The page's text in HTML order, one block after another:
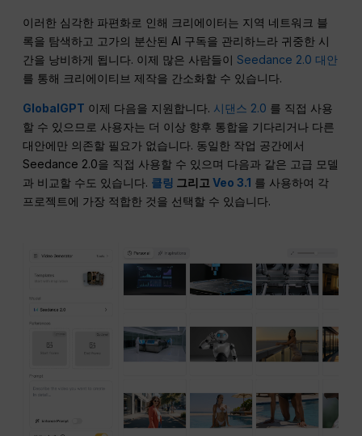
이러한 심각한 파편화로 인해 크리에이터는 지역 네트워크 블
록을 탐색하고 고가의 분산된 AI 구독을 관리하느라 귀중한 시
간을 낭비하게 됩니다. 이제 많은 사람들이Seedance 2.0 대안
를 통해 크리에이티브 제작을 간소화할 수 있습니다.
GlobalGPT 이제 다음을 지원합니다. 시댄스 2.0 를 직접 사용
할 수 있으므로 사용자는 더 이상 향후 통합을 기다리거나 다른
대안에만 의존할 필요가 없습니다. 동일한 작업 공간에서
Seedance 2.0을 직접 사용할 수 있으며 다음과 같은 고급 모델
과 비교할 수도 있습니다. 클링 그리고Veo 3.1 를 사용하여 각
프로젝트에 가장 적합한 것을 선택할 수 있습니다.